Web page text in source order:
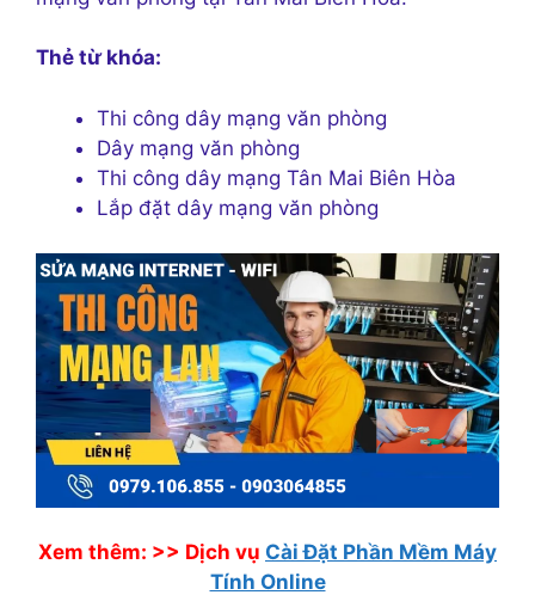
Thẻ từ khóa:
Thi công dây mạng văn phòng
Dây mạng văn phòng
Thi công dây mạng Tân Mai Biên Hòa
Lắp đặt dây mạng văn phòng
Xem thêm: >> Dịch vụ Cài Đặt Phần Mềm Máy
Tính Online